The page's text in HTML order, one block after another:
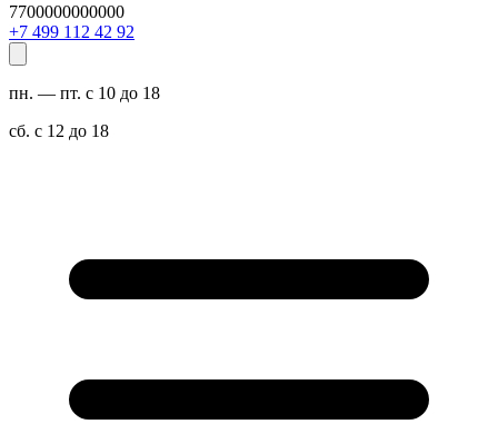
7700000000000
29 24 211 994 7+
пн. — пт. с 10 до 18
сб. с 12 до 18